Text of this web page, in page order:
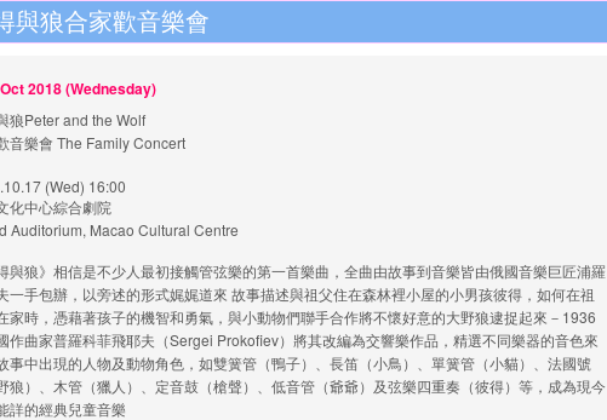
與狼合家歡音樂會
2018 (Wednesday)
狼Peter and the Wolf
音樂會 The Family Concert
(Wed) 16:00
化中心綜合劇院
Auditorium, Macao Cultural Centre
與狼》相信是不少人最初接觸管弦樂的第一首樂曲，全曲由故事到音樂皆由俄國音樂巨匠浦羅
一手包辦，以旁述的形式娓娓道來 故事描述與祖父住在森林裡小屋的小男孩彼得，如何在祖
家時，憑藉著孩子的機智和勇氣，與小動物們聯手合作將不懷好意的大野狼逮捉起來－1936
作曲家普羅科菲飛耶夫（Sergei Prokofiev）將其改編為交響樂作品，精選不同樂器的音色來
事中出現的人物及動物角色，如雙簧管（鴨子）、長笛（小鳥）、單簧管（小貓）、法國號
狼）、木管（獵人）、定音鼓（槍聲）、低音管（爺爺）及弦樂四重奏（彼得）等，成為現今
詳的經典兒童音樂